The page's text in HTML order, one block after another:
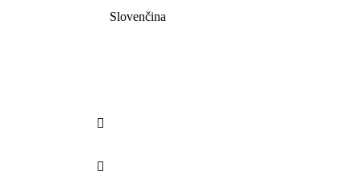
Slovenčina

